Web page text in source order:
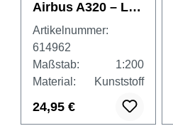
Airbus A320 – LZ-
FBG
Artikelnummer:
614962
Maßstab:
1:200
Material:
Kunststoff
24,95 €